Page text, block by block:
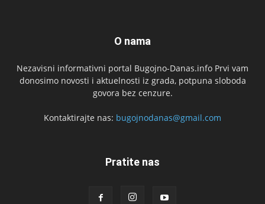
O nama
Nezavisni informativni portal Bugojno-Danas.info Prvi vam
donosimo novosti i aktuelnosti iz grada, potpuna sloboda
govora bez cenzure.
Kontaktirajte nas: bugojnodanas@gmail.com
Pratite nas